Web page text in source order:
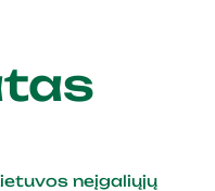
neįgaliųjų